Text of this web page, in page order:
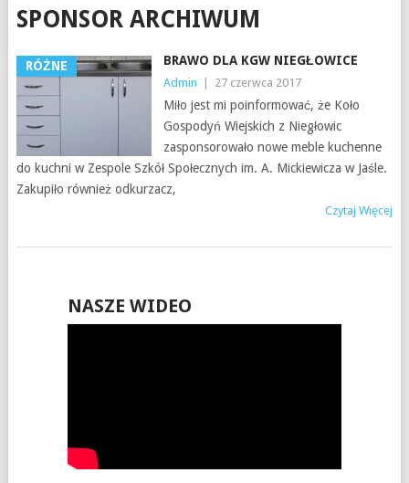
SPONSOR ARCHIWUM
RÓŻNE BRAWO DLA KGW NIEGŁOWICE
Admin 27 czerwca 2017
Miło jest mi poinformować, że Koło
Gospodyń Wiejskich z Niegłowic
zasponsorowało nowe meble kuchenne
do kuchni w Zespole Szkół Społecznych im. A. Mickiewicza w Jaśle.
Zakupiło również odkurzacz,
Czytaj Więcej
NASZE WIDEO